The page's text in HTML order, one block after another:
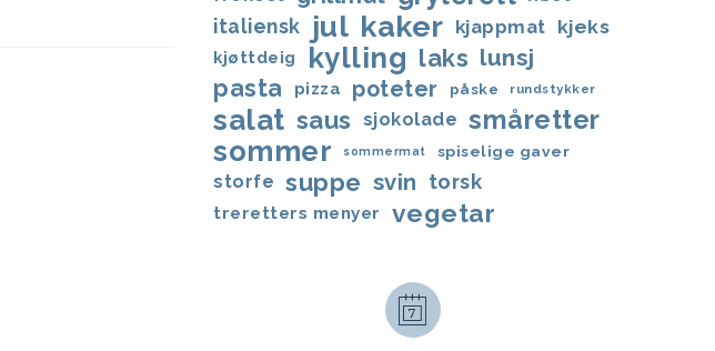
italiensk jul kaker kjappmat kjeks
kjøttdeig kylling laks lunsj
pasta
pizza poteter påske rundstykker
salat saus sjokolade småretter
sommer sommermat spiselige gaver
storfe suppe svin torsk
treretters menyer vegetar